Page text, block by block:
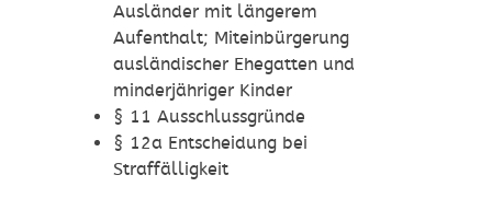
Ausländer mit längerem
Aufenthalt; Miteinbürgerung
ausländischer Ehegatten und
minderjähriger Kinder
§ 11 Ausschlussgründe
§ 12a Entscheidung bei
Straffälligkeit